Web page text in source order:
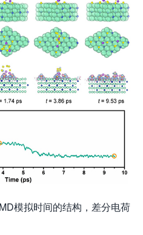
模拟时间的结构，差分电荷